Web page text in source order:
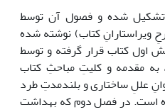
بخش و 12 فصل تشکیل شده و فصول آن توسط
ویراستارانِ کتاب) نوشته شده
کتاب قرار گرفته و توسط
به مقدمه و کلیتِ مباحثِ کتاب
عللِ ساختاری و بلندمدتِ طرد
شده است. در فصل دوم که بهداشت